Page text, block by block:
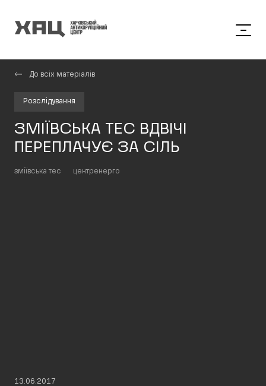
До всіх матеріалів
Розслідування
ЗМІЇВСЬКА ТЕС ВДВІЧІ
ПЕРЕПЛАЧУЄ ЗА СІЛЬ
зміївська тес центренерго
13.06.2017